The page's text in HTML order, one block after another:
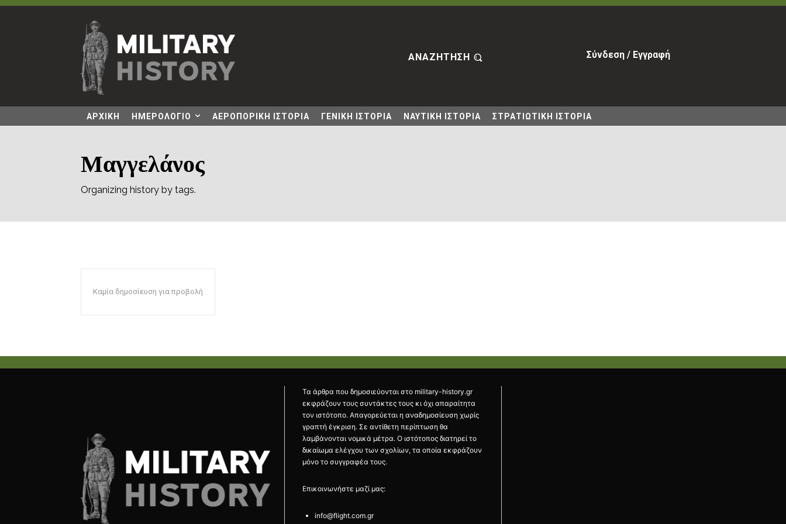
ΑΝΑΖΗΤΗΣΗ Σύνδεση / Εγγραφή
ΑΡΧΙΚΗ ΗΜΕΡΟΛΟΓΙΟ ΑΕΡΟΠΟΡΙΚΗ ΙΣΤΟΡΙΑ ΓΕΝΙΚΗ ΙΣΤΟΡΙΑ ΝΑΥΤΙΚΗ ΙΣΤΟΡΙΑ ΣΤΡΑΤΙΩΤΙΚΗ ΙΣΤΟΡΙΑ
Μαγγελάνος
Organizing history by tags.
Καμία δημοσίευση για προβολή
Τα άρθρα που δημοσιεύονται στο military-history.gr
εκφράζουν τους συντάκτες τους κι όχι απαραίτητα
τον ιστότοπο. Απαγορεύεται η αναδημοσίευση χωρίς
γραπτή έγκριση. Σε αντίθετη περίπτωση θα
λαμβάνονται νομικά μέτρα. Ο ιστότοπος διατηρεί το
δικαίωμα ελέγχου των σχολίων, τα οποία εκφράζουν
μόνο το συγγραφέα τους.
Επικοινωνήστε μαζί μας:
info@flight.com.gr